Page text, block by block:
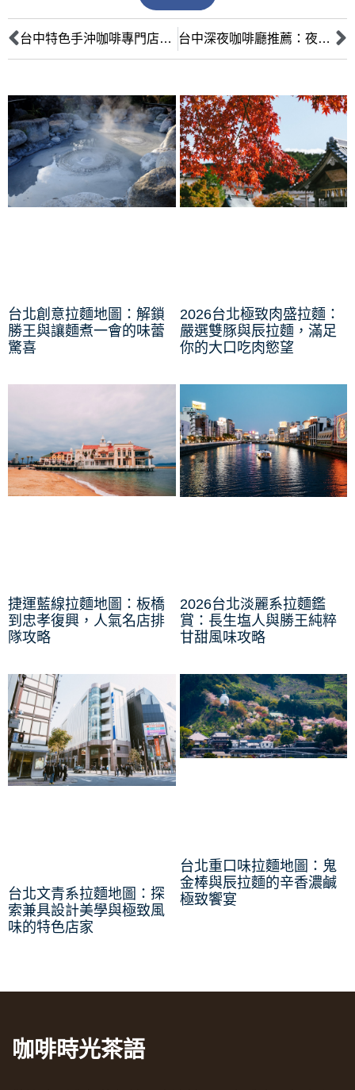
台中特色手沖咖啡專門店推薦：咖啡控必訪職人級風味，嚴選5間台中咖啡店！ 台中深夜咖啡廳推薦：夜貓族也能放鬆身心的小角落｜深夜美食與微醺指南
台北創意拉麵地圖：解鎖
勝王與讓麵煮一會的味蕾
驚喜
2026台北極致肉盛拉麵：
嚴選雙豚與辰拉麵，滿足
你的大口吃肉慾望
捷運藍線拉麵地圖：板橋
到忠孝復興，人氣名店排
隊攻略
2026台北淡麗系拉麵鑑
賞：長生塩人與勝王純粹
甘甜風味攻略
台北文青系拉麵地圖：探
索兼具設計美學與極致風
味的特色店家
台北重口味拉麵地圖：鬼
金棒與辰拉麵的辛香濃鹹
極致饗宴
咖啡時光茶語